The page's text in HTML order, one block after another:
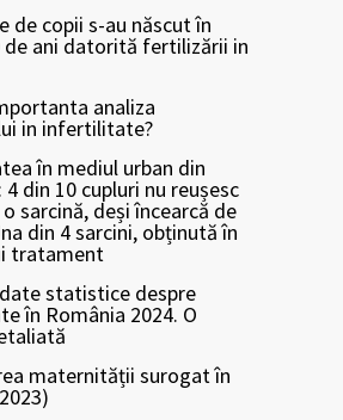
de copii s-au născut în
ani datorită fertilizării in
analiza
in infertilitate?
în mediul urban din
4 din 10 cupluri nu reușesc
sarcină, deși încearcă de
din 4 sarcini, obținută în
tratament
statistice despre
în România 2024. O
maternității surogat în